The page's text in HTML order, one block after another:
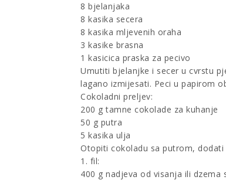
8 bjelanjaka
8 kasika secera
8 kasika mljevenih oraha
3 kasike brasna
1 kasicica praska za pecivo
Umutiti bjelanjke i secer u cvrstu
lagano izmijesati. Peci u papirom
Cokoladni preljev:
200 g tamne cokolade za kuhanje
50 g putra
5 kasika ulja
Otopiti cokoladu sa putrom,
1. fil:
400 g nadjeva od visanja ili dzema